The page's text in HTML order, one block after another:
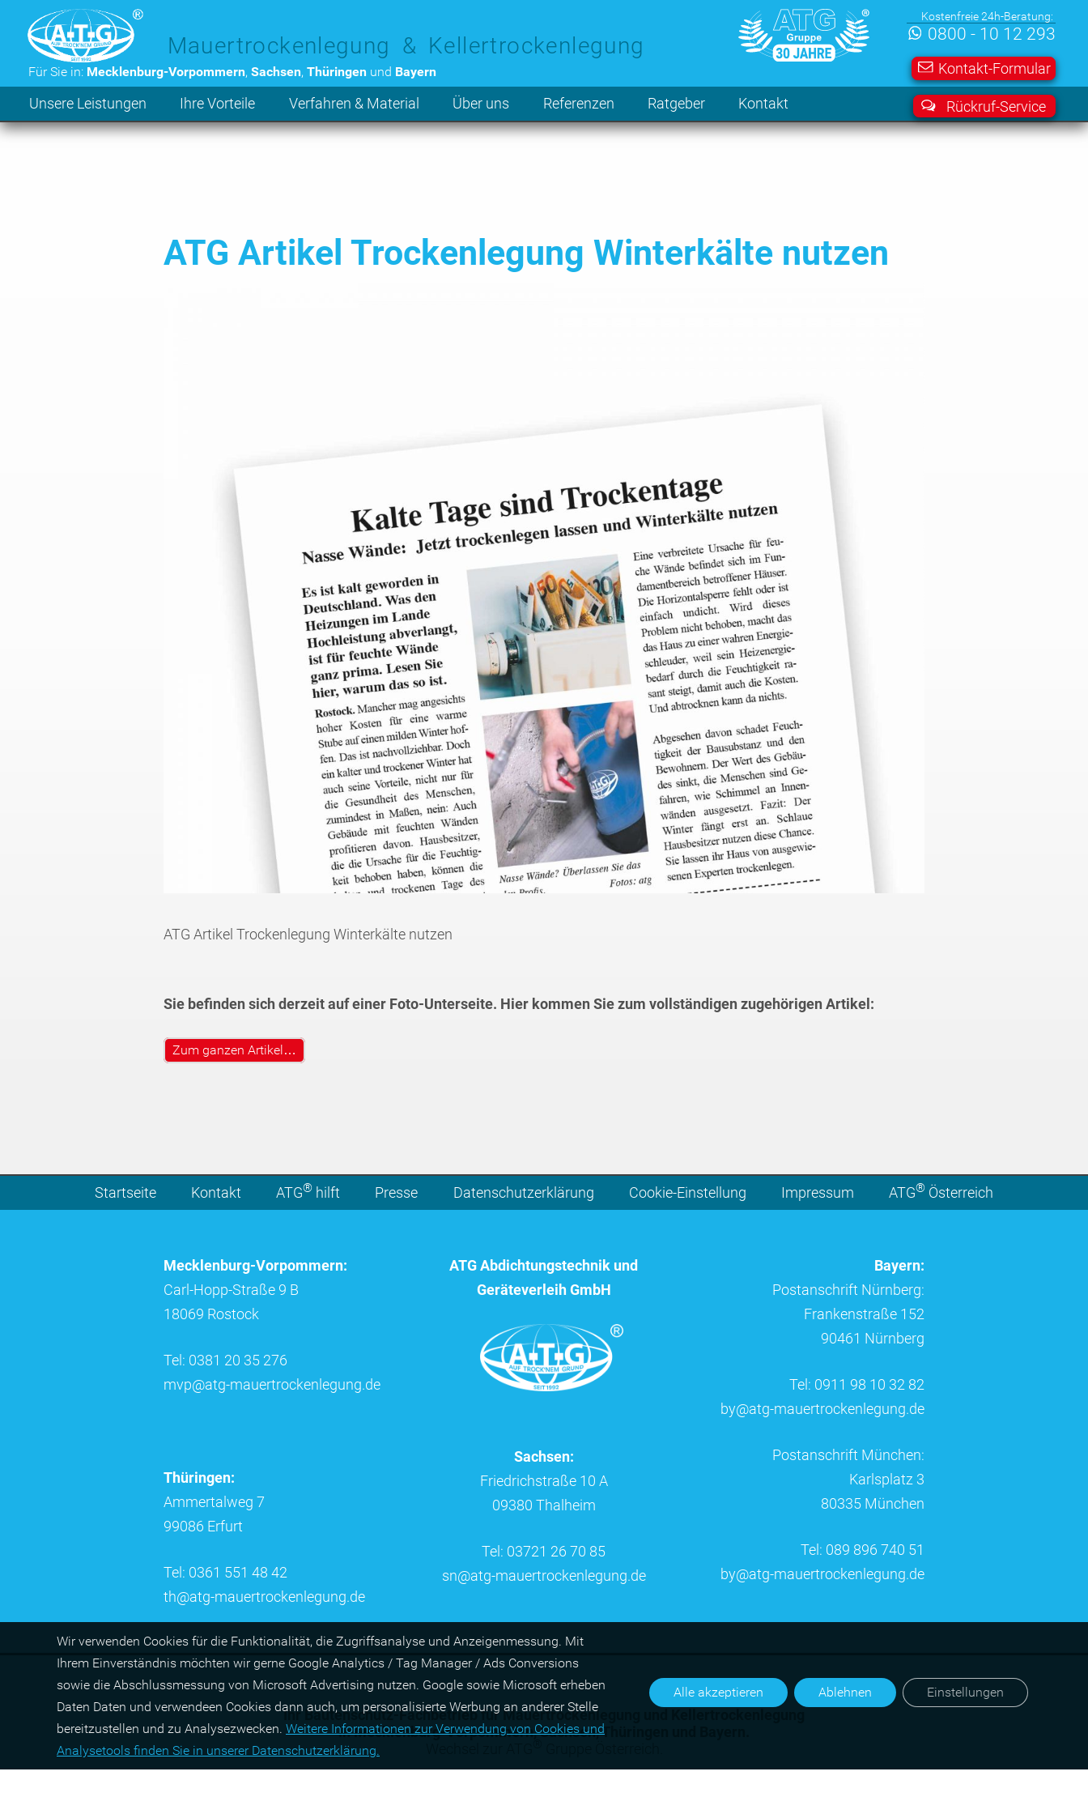
Zum Hauptinhalt der Seite
Mauertrockenlegung & Kellertrockenlegung
Für Sie in: Mecklenburg-Vorpommern, Sachsen, Thüringenund Bayern
Kostenfreie 24h-Beratung:
0800 - 10 12 293
Kontakt-Formular
Unsere Leistungen Ihre Vorteile Verfahren & Material Über uns Referenzen Ratgeber Kontakt Rückruf-Service
ATG Artikel Trockenlegung Winterkälte nutzen
ATG Artikel Trockenlegung Winterkälte nutzen
Sie befinden sich derzeit auf einer Foto-Unterseite. Hier kommen Sie zum vollständigen zugehörigen Artikel:
Zum ganzen Artikel…
Startseite Kontakt ATG® hilft Presse Datenschutzerklärung Cookie-Einstellung Impressum ATG® Österreich
Mecklenburg-Vorpommern:
Carl-Hopp-Straße 9 B
18069 Rostock
Tel: 0381 20 35 276
mvp@atg-mauertrockenlegung.de
Thüringen:
Ammertalweg 7
99086 Erfurt
Tel: 0361 551 48 42
th@atg-mauertrockenlegung.de
ATG Abdichtungstechnik und
Geräteverleih GmbH
Sachsen:
Friedrichstraße 10 A
09380 Thalheim
Tel: 03721 26 70 85
sn@atg-mauertrockenlegung.de
Bayern:
Postanschrift Nürnberg:
Frankenstraße 152
90461 Nürnberg
Tel: 0911 98 10 32 82
by@atg-mauertrockenlegung.de
Postanschrift München:
Karlsplatz 3
80335 München
Tel: 089 896 740 51
by@atg-mauertrockenlegung.de
Ihr Bautenschutz-Fach­betrieb für Mauer­trocken­legung und Keller­trockenlegung
inMecklenburg-Vorpommern,Sachsen,Thüringen
Wir ver­wen­den Cookies für die Funktio­na­lität, die Zugriffs­ana­lyse und Anzei­gen­mes­sung. Mit
Ihrem Ein­ver­ständ­nis möchten wir gerne Google Analytics / Tag Manager / Ads Con­ver­sions
sowie die Abschluss­mes­sung von Micro­soft Adver­tising nutzen. Google sowie Micro­soft erheben
Daten Daten und verwendeen Cookies dann auch, um perso­nali­sierte Wer­bung an ande­rer Stelle
bereit­zu­stel­len und zu Ana­lyse­zwecken. Wei­tere Infor­matio­nen zur Ver­wen­dung von Cookies und
Ana­lyse­tools fin­den Sie in unserer Daten­schutz­erklä­rung.
Alle akzeptieren Ablehnen Einstellungen